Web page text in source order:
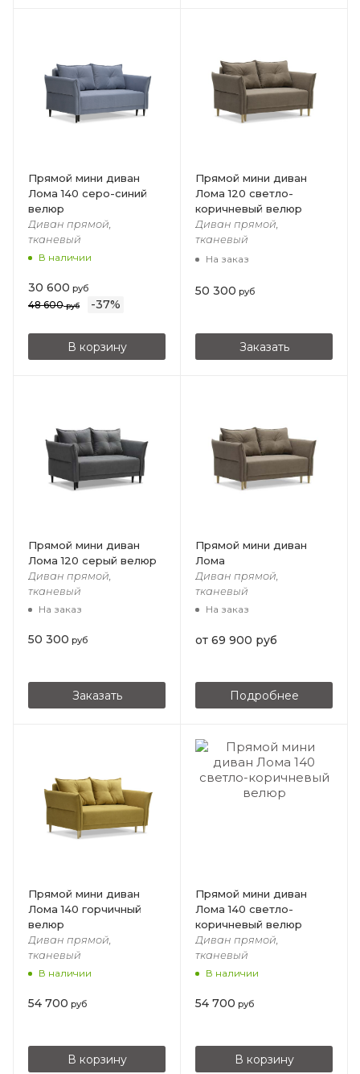
Прямой мини диван
Лома 140 серо-синий
велюр
Диван прямой,
тканевый
В наличии
30 600 руб
48 600руб -37%
В корзину
Прямой мини диван
Лома 120 светло-
коричневый велюр
Диван прямой,
тканевый
На заказ
50 300 руб
Заказать
Прямой мини диван
Лома 120 серый велюр
Диван прямой,
тканевый
На заказ
50 300 руб
Заказать
Прямой мини диван
Лома
Диван прямой,
тканевый
На заказ
от 69 900 руб
Подробнее
Прямой мини диван
Лома 140 горчичный
велюр
Диван прямой,
тканевый
В наличии
54 700 руб
В корзину
Прямой мини диван
Лома 140 светло-
коричневый велюр
Диван прямой,
тканевый
В наличии
54 700 руб
В корзину